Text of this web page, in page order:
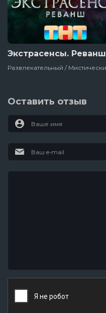
Экстрасенсы. Реванш
Оставить отзыв